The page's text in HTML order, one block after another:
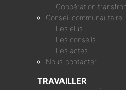
Coopération
Conseil communautaire
Les élus
Les conseils
Les actes
Nous contacter
TRAVAILLER